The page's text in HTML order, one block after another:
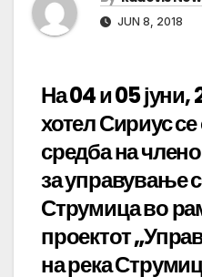
JUN 8, 2018
На 04 и 05 јуни,
хотел Сириус
средба на
за управување
Струмица во
проектот
на река